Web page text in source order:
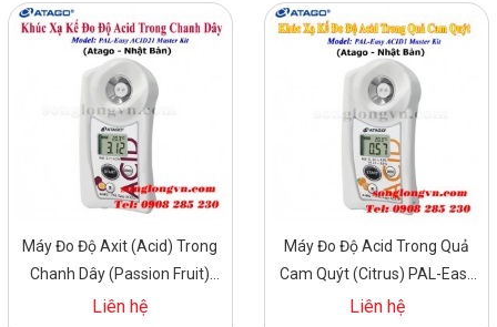
Máy Đo Độ Axit (Acid) Trong
Chanh Dây (Passion Fruit)
PAL-Easy ACID21 Master Kit
Liên hệ
Máy Đo Độ Acid Trong Quả
Cam Quýt (Citrus) PAL-Easy
ACID1 Master Kit Atago
Liên hệ